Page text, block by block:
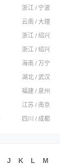
浙江 / 宁波
云南 / 大理
浙江 / 绍兴
浙江 / 绍兴
海南 / 万宁
湖北 / 武汉
福建 / 泉州
江苏 / 南京
四川 / 成都
J K L
M